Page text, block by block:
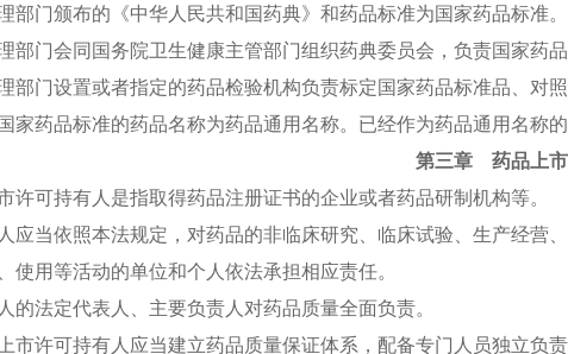
门颁布的《中华人民共和国药典》和药品标准为国家药品标准。
门会同国务院卫生健康主管部门组织药典委员会，负责国家药品
门设置或者指定的药品检验机构负责标定国家药品标准品、对照
品标准的药品名称为药品通用名称。已经作为药品通用名称的
第三章 药品上市
持有人是指取得药品注册证书的企业或者药品研制机构等。
当依照本法规定，对药品的非临床研究、临床试验、生产经营
使用等活动的单位和个人依法承担相应责任。
法定代表人、主要负责人对药品质量全面负责。
可持有人应当建立药品质量保证体系，配备专门人员独立负责